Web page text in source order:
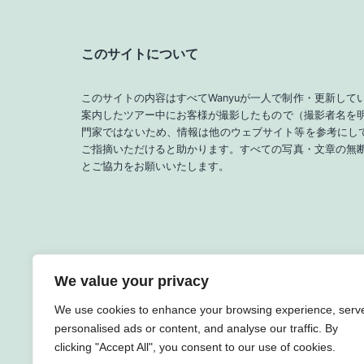
We value your privacy
We use cookies to enhance your browsing experience,
personalised ads or content, and analyse our traffic. By
clicking "Accept All", you consent to our use of cookies.
このサイトについて
このサイトの内容はすべてWanyuが一人で制作・更新し
案内したツアー中にお客様が撮影したもので（撮影者名
門家ではないため、情報は他のウェブサイト等を参考に
ご指摘いただけると助かります。すべての写真・文章の
とご協力をお願いいたします。